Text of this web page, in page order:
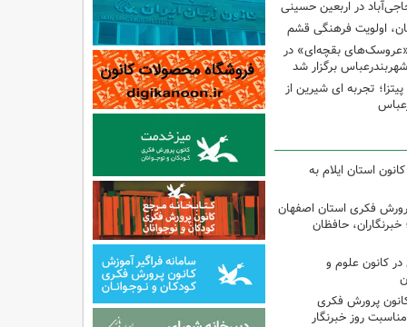
در اربعین حسینی
اولویت فرهنگی قشم
«عروسک‌های بقچه‌ای» در
برگزار شد
تجربه ای شیرین از
استان ایلام به
فکری استان اصفهان
حافظان
کانون علوم و
پرورش فکری
روز خبرنگار